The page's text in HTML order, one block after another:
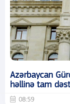
Azərbaycan
həllinə tam
08:59